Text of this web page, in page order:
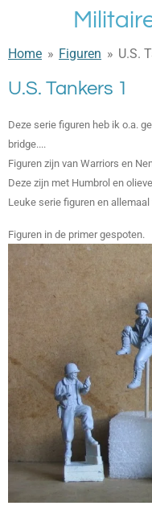
naar
hoofdinhoud
Home » Figuren » U.S.
U.S. Tankers 1
Deze serie figuren heb ik o.a.
bridge....
Figuren zijn van Warriors en
Deze zijn met Humbrol en
Leuke serie figuren en allemaal
Figuren in de primer gespoten.